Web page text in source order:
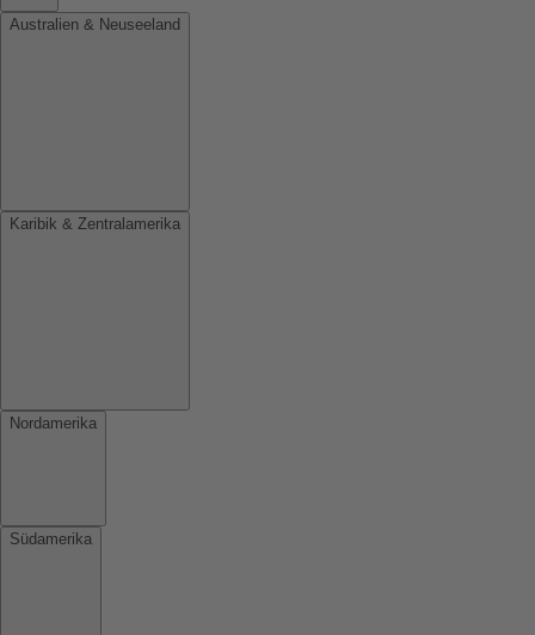
Australien & Neuseeland
Karibik & Zentralamerika
Nordamerika
Südamerika